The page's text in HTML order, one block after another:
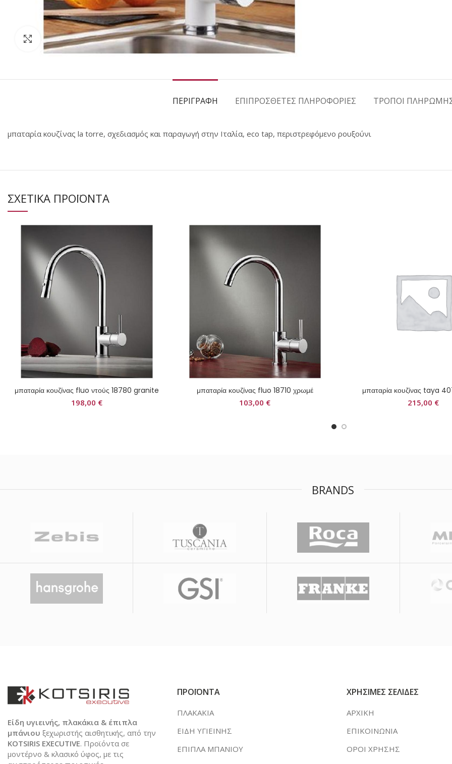
Κάντε κλικ για μεγέθυνση
ΠΕΡΙΓΡΑΦΗ ΕΠΙΠΡΟΣΘΕΤΕΣ ΠΛΗΡΟΦΟΡΙΕΣ ΤΡΟΠΟΙ
μπαταρία κουζίνας la torre, σχεδιασμός και παραγωγή στην Ιταλία, eco tap, περιστρεφόμενο ρουξούνι
ΣΧΕΤΙΚΑ ΠΡΟΪΟΝΤΑ
μπαταρία κουζίνας fluo ντούς 18780 granite
198,00 €
μπαταρία κουζίνας fluo 18710 χρωμέ
103,00 €
μπαταρία κουζίνας taya
215,00 €
BRANDS
Είδη υγιεινής, πλακάκια & έπιπλα
μπάνιου ξεχωριστής αισθητικής, από την
KOTSIRIS EXECUTIVE. Προϊόντα σε
μοντέρνο & κλασικό ύφος, με τις
ΠΡΟΪΟΝΤΑ
ΠΛΑΚΑΚΙΑ
ΕΙΔΗ ΥΓΙΕΙΝΗΣ
ΕΠΙΠΛΑ ΜΠΑΝΙΟΥ
ΧΡΗΣΙΜΕΣ ΣΕΛΙΔΕΣ
ΑΡΧΙΚΗ
ΕΠΙΚΟΙΝΩΝΙΑ
ΟΡΟΙ ΧΡΗΣΗΣ